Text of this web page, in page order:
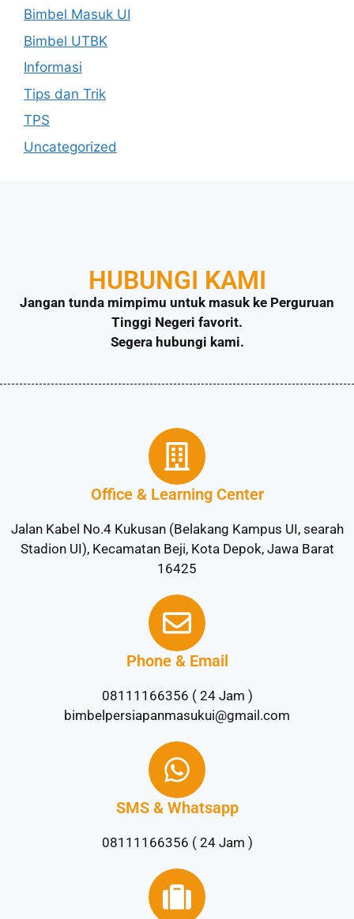
Bimbel Masuk UI
Bimbel UTBK
Informasi
Tips dan Trik
TPS
Uncategorized
HUBUNGI KAMI
Jangan tunda mimpimu untuk masuk ke Perguruan
Tinggi Negeri favorit.
Segera hubungi kami.
Office & Learning Center
Jalan Kabel No.4 Kukusan (Belakang Kampus UI, searah
Stadion UI), Kecamatan Beji, Kota Depok, Jawa Barat
16425
Phone & Email
08111166356 ( 24 Jam )
bimbelpersiapanmasukui@gmail.com
SMS & Whatsapp
08111166356 ( 24 Jam )